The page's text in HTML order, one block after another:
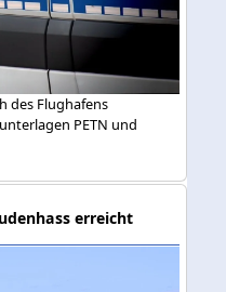
des Flughafens
PETN und
erreicht